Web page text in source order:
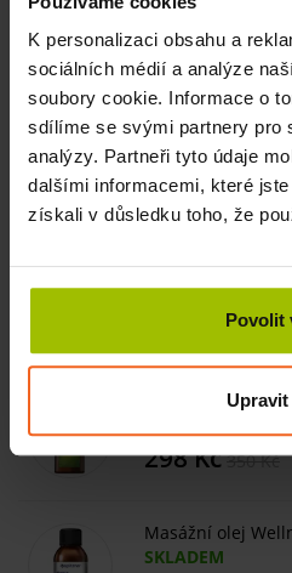
K personalizaci obsahu a
sociálních médií a analýze
soubory cookie. Informace o
sdílíme se svými partnery pro
analýzy. Partneři tyto údaje
dalšími informacemi, které
získali v důsledku toho, že
Povolit
Upravit
Provence
Směs základních olejů:
sójový, mandlový, arganový,
Esenciální oleje: Ylang ylang,
růžový olej a olej ze šalvěje
Související produkty
Masážní olej
298 Kč 350 Kč
Masážní olej
SKLADEM